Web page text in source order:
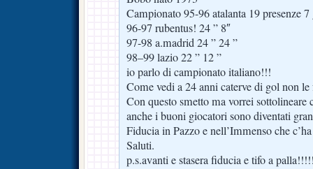
Campionato 95-96 atalanta 19 presenze
96-97 rubentus! 24 ” 8″
97-98 a.madrid 24 ” 24 ”
98–99 lazio 22 ” 12 ”
io parlo di campionato italiano!!!
Come vedi a 24 anni caterve di gol non le
Con questo smetto ma vorrei sottolineare
anche i buoni giocatori sono diventati
Fiducia in Pazzo e nell’Immenso che
Saluti.
p.s.avanti e stasera fiducia e tifo a